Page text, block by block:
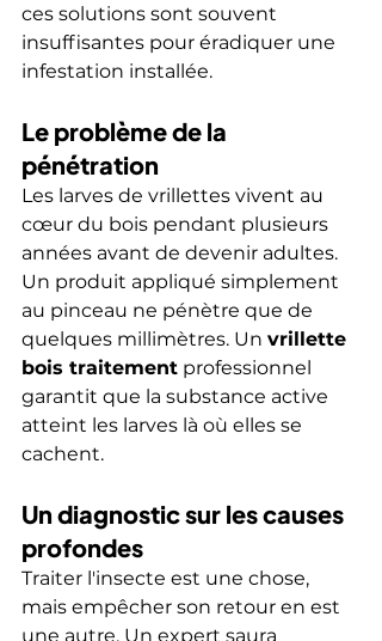
ces solutions sont souvent
insuffisantes pour éradiquer une
infestation installée.
Le problème de la
pénétration
Les larves de vrillettes vivent au
cœur du bois pendant plusieurs
années avant de devenir adultes.
Un produit appliqué simplement
au pinceau ne pénètre que de
quelques millimètres. Un vrillette
bois traitement professionnel
garantit que la substance active
atteint les larves là où elles se
cachent.
Un diagnostic sur les causes
profondes
Traiter l'insecte est une chose,
mais empêcher son retour en est
une autre. Un expert saura